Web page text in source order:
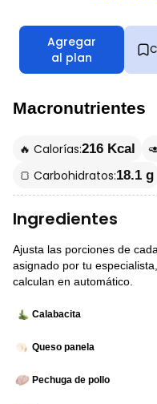
Agregar
al plan
Macronutrientes
🔥 Calorías:216 Kcal
🍞 Carbohidratos:18.1 g
Ingredientes
Ajusta las porciones de
asignado por tu
calculan en automático.
Calabacita
Queso panela
Pechuga de pollo